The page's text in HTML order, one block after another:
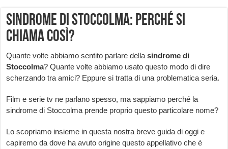
Sindrome di Stoccolma: perché si
chiama così?
Quante volte abbiamo sentito parlare dellasindrome di
Stoccolma? Quante volte abbiamo usato questo modo di dire
scherzando tra amici? Eppure si tratta di una problematica seria.
Film e serie tv ne parlano spesso, ma sappiamo perché la
sindrome di Stoccolma prende proprio questo particolare nome?
Lo scopriamo insieme in questa nostra breve guida di oggi e
capiremo da dove ha avuto origine questo appellativo che è